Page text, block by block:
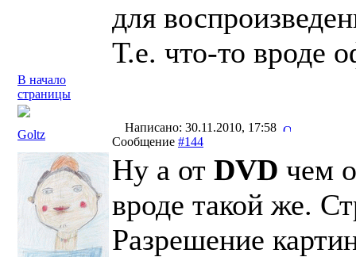
для
Т.е. что-то вроде
В начало
страницы
Goltz
Написано: 30.11.2010, 17:58
Сообщение #144
Ну а от DVD чем
вроде такой же.
Разрешение